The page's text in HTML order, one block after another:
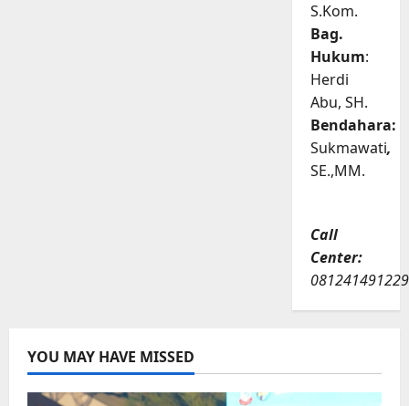
S.Kom.
Bag.
Hukum:
Herdi
Abu, SH.
Bendahara:
Sukmawati,
SE.,MM.
Call
Center:
081241491229
YOU MAY HAVE MISSED